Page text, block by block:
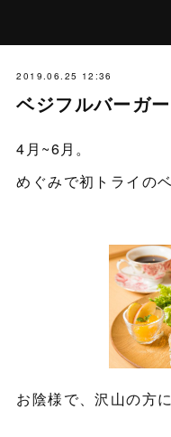
2019.06.25 12:36
ベジフルバーガ
4月~6月。
めぐみで初トライの
お陰様で、沢山の方